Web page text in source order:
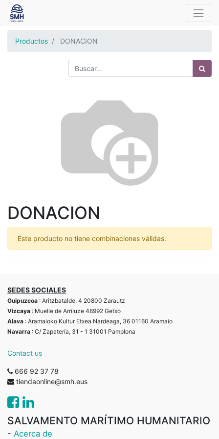
Productos DONACION
DONACION
Este producto no tiene combinaciones válidas.
SEDES SOCIALES
Guipuzcoa : Aritzbatalde, 4 20800 Zarautz
Vizcaya : Muelle de Arriluze 48992 Getxo
Alava : Aramaioko Kultur Etxea Nardeaga, 36 01160 Aramaio
Navarra : C/ Zapatería, 31 - 1 31001 Pamplona
Contact us
666 92 37 78
tiendaonline@smh.eus
SALVAMENTO MARÍTIMO HUMANITARIO
- Acerca de